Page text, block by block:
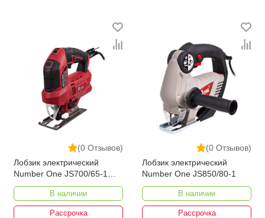
(0 Отзывов)
Лобзик электрический
Number One JS700/65-1
PRO
В наличии
Рассрочка
(0 Отзывов)
Лобзик электрический
Number One JS850/80-1
В наличии
Рассрочка